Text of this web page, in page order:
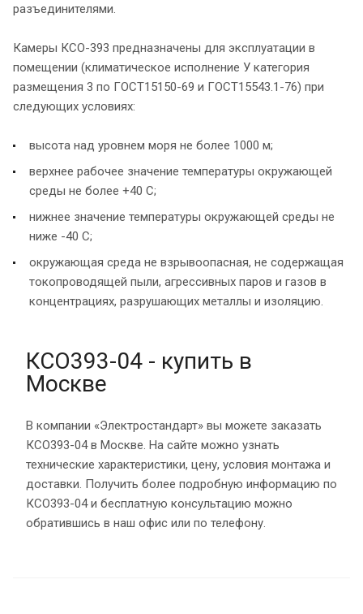
разъединителями.
Камеры КСО-393 предназначены для эксплуатации в
помещении (климатическое исполнение У категория
размещения 3 по ГОСТ15150-69 и ГОСТ15543.1-76) при
следующих условиях:
высота над уровнем моря не более 1000 м;
верхнее рабочее значение температуры окружающей
среды не более +40 С;
нижнее значение температуры окружающей среды не
ниже -40 С;
окружающая среда не взрывоопасная, не содержащая
токопроводящей пыли, агрессивных паров и газов в
концентрациях, разрушающих металлы и изоляцию.
КСО393-04 - купить в
Москве
В компании «Электростандарт» вы можете заказать
КСО393-04 в Москве. На сайте можно узнать
технические характеристики, цену, условия монтажа и
доставки. Получить более подробную информацию по
КСО393-04 и бесплатную консультацию можно
обратившись в наш офис или по телефону.